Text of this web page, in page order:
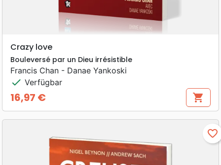
Crazy love
Bouleversé par un Dieu irrésistible
Francis Chan - Danae Yankoski
check Verfügbar
Preis
16,97 € shopping_cart
favorite_border